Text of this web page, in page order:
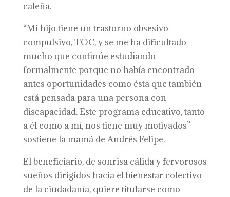
caleña.
“Mi hijo tiene un trastorno obsesivo-
compulsivo, TOC, y se me ha dificultado
mucho que continúe estudiando
formalmente porque no había encontrado
antes oportunidades como ésta que también
está pensada para una persona con
discapacidad. Este programa educativo, tanto
a él como a mí, nos tiene muy motivados”
sostiene la mamá de Andrés Felipe.
El beneficiario, de sonrisa cálida y fervorosos
sueños dirigidos hacia el bienestar colectivo
de la ciudadanía, quiere titularse como